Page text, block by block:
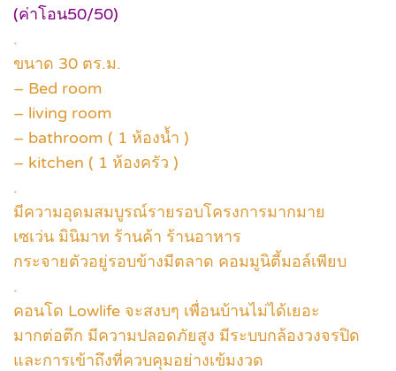
(ค่าโอน50/50)
.
ขนาด 30 ตร.ม.
– Bed room
– living room
– bathroom ( 1 ห้องน้ำ )
– kitchen ( 1 ห้องครัว )
.
มีความอุดมสมบูรณ์รายรอบโครงการมากมาย
เซเว่น มินิมาท ร้านค้า ร้านอาหาร
กระจายตัวอยู่รอบข้างมีตลาด คอมมูนิตี้มอล์เพียบ
.
คอนโด Lowlife จะสงบๆ เพื่อนบ้านไม่ได้เยอะ
มากต่อตึก มีความปลอดภัยสูง มีระบบกล้องวงจรปิด
และการเข้าถึงที่ควบคุมอย่างเข้มงวด